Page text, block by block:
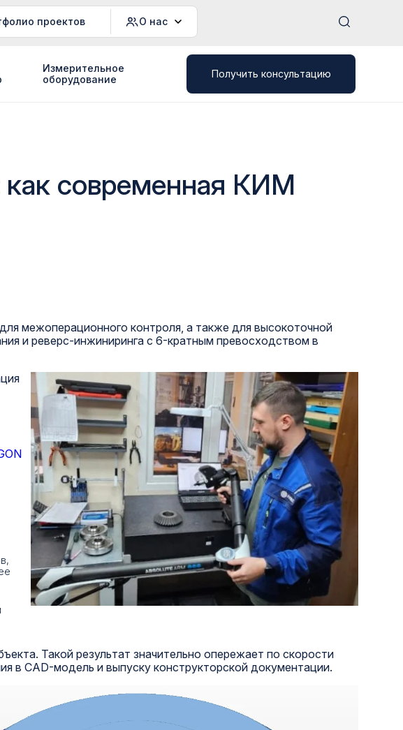
проектов О нас
Измерительное
оборудование
Получить консультацию
как современная КИМ
межоперационного контроля, а также для высокоточной
и реверс-инжиниринга с 6-кратным превосходством в
Такой результат значительно опережает по скорости
в CAD-модель и выпуску конструкторской документации.